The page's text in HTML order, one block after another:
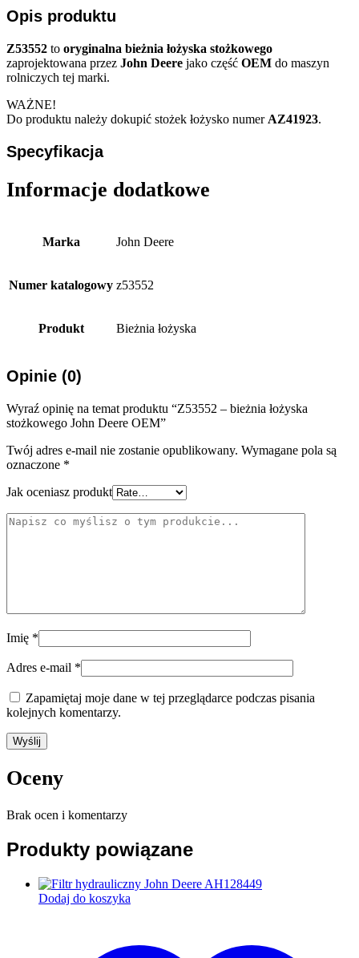
Opis produktu
Z53552 to oryginalna bieżnia łożyska stożkowego
zaprojektowana przez John Deere jako część OEM do maszyn
rolniczych tej marki.
WAŻNE!
Do produktu należy dokupić stożek łożysko numer AZ41923.
Specyfikacja
Informacje dodatkowe
Marka John Deere
Numer katalogowy z53552
Produkt Bieżnia łożyska
Opinie (0)
Wyraź opinię na temat produktu “Z53552 – bieżnia łożyska
stożkowego John Deere OEM”
Twój adres e-mail nie zostanie opublikowany. Wymagane pola są
oznaczone *
Jak oceniasz produkt
Imię *
Adres e-mail *
Zapamiętaj moje dane w tej przeglądarce podczas pisania
kolejnych komentarzy.
Oceny
Brak ocen i komentarzy
Produkty powiązane
Dodaj do koszyka